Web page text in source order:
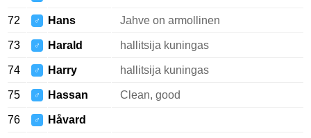
72 ♂ Hans Jahve on armollinen
73 ♂ Harald hallitsija kuningas
74 ♂ Harry hallitsija kuningas
75 ♂ Hassan Clean, good
76 ♂ Håvard